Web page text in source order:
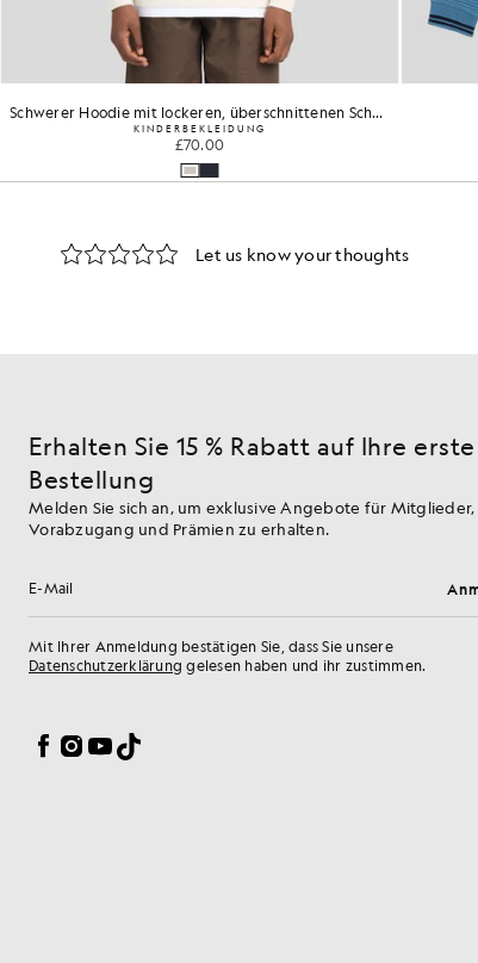
Schwerer Hoodie mit lockeren, überschnittenen Schultern
KINDERBEKLEIDUNG
£70.00
Erhalten Sie 15 % Rabatt auf Ihre erste
Bestellung
Melden Sie sich an, um exklusive Angebote für Mitglieder,
Vorabzugang und Prämien zu erhalten.
E-Mail-Adresse
Mit Ihrer Anmeldung bestätigen Sie, dass Sie unsere
Datenschutzerklärung gelesen haben und ihr zustimmen.
Facebook
Instagram
YouTube
TikTok